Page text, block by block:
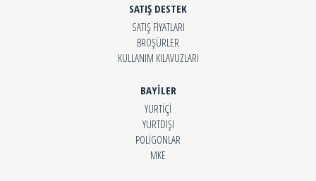
SATIŞ DESTEK
SATIŞ FİYATLARI
BROŞÜRLER
KULLANIM KILAVUZLARI
BAYİLER
YURTİÇİ
YURTDIŞI
POLİGONLAR
MKE